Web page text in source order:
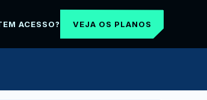
ACESSO? VEJA OS PLANOS